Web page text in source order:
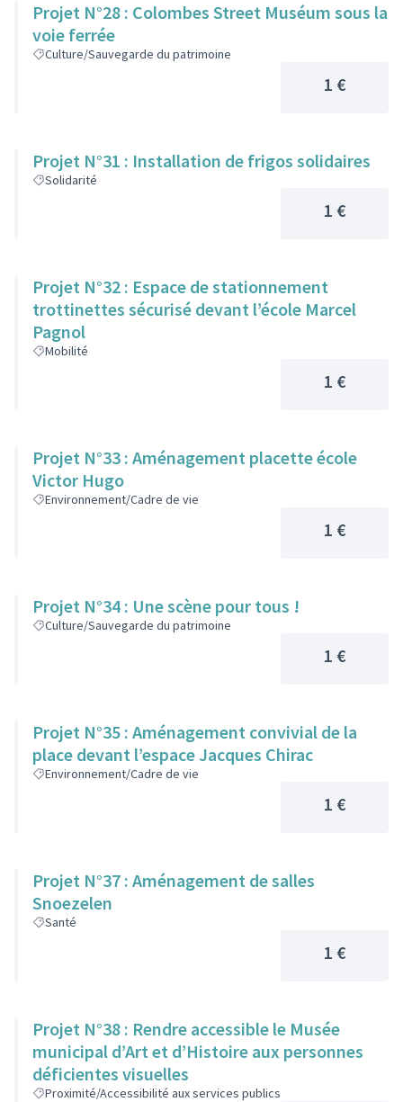
Projet N°28 : Colombes Street Muséum sous la
voie ferrée
Culture/Sauvegarde du patrimoine
1 €
Projet N°31 : Installation de frigos solidaires
Solidarité
1 €
Projet N°32 : Espace de stationnement
trottinettes sécurisé devant l’école Marcel
Pagnol
Mobilité
1 €
Projet N°33 : Aménagement placette école
Victor Hugo
Environnement/Cadre de vie
1 €
Projet N°34 : Une scène pour tous !
Culture/Sauvegarde du patrimoine
1 €
Projet N°35 : Aménagement convivial de la
place devant l’espace Jacques Chirac
Environnement/Cadre de vie
1 €
Projet N°37 : Aménagement de salles
Snoezelen
Santé
1 €
Projet N°38 : Rendre accessible le Musée
municipal d’Art et d’Histoire aux personnes
déficientes visuelles
Proximité/Accessibilité aux services publics